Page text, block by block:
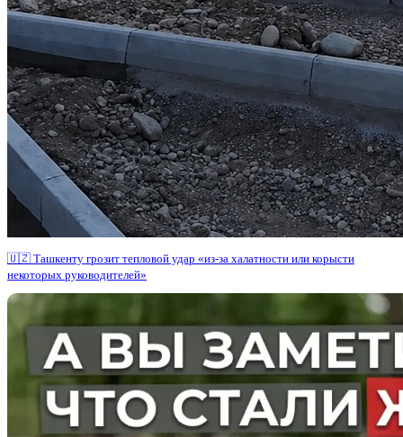
🇺🇿 Ташкенту грозит тепловой удар «из-за халатности или корысти
некоторых руководителей»